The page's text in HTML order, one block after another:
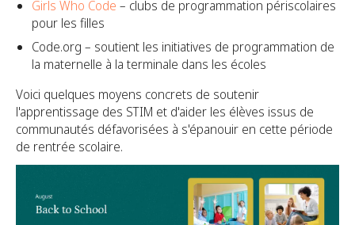
Girls Who Code – clubs de programmation périscolaires
pour les filles
Code.org – soutient les initiatives de programmation de
la maternelle à la terminale dans les écoles
Voici quelques moyens concrets de soutenir
l'apprentissage des STIM et d'aider les élèves issus de
communautés défavorisées à s'épanouir en cette période
de rentrée scolaire.